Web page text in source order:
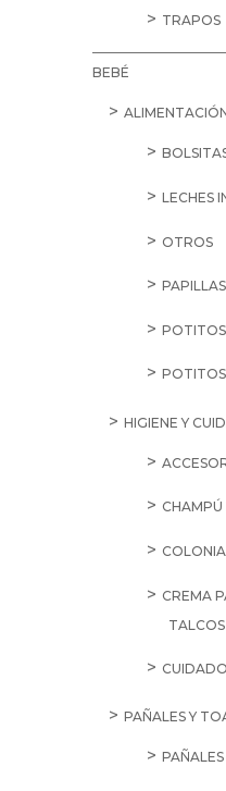
TRAPOS
BEBÉ
LECHES
OTROS
PAPILLAS
POTITOS
HIGIENE Y
CHAMPÚ
CREMA
TALCOS
PAÑALES Y
PAÑALES